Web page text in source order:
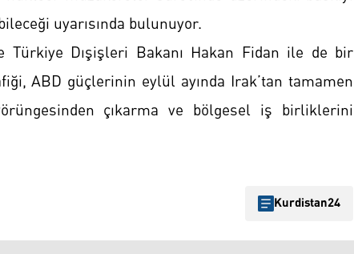
uyarısında bulunuyor.
Dışişleri Bakanı Hakan Fidan ile de bir
ABD güçlerinin eylül ayında Irak’tan tamamen
çıkarma ve bölgesel iş birliklerini
Kurdistan24